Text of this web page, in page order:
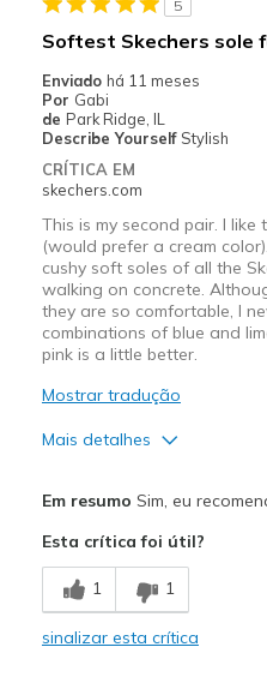
View On Shoes
Shoes
5
Softest Skechers sole
Enviado há 11 meses
Por Gabi
de Park Ridge, IL
Describe Yourself Stylish
CRÍTICA EM
skechers.com
This is my second pair. I
(would prefer a cream
cushy soft soles of all the
walking on concrete.
they are so comfortable, I
combinations of blue and
pink is a little better.
Mostrar tradução
Mais detalhes
Contras
Could be better color
Em resumo Sim, eu
Esta crítica foi útil?
1 1
sinalizar esta crítica